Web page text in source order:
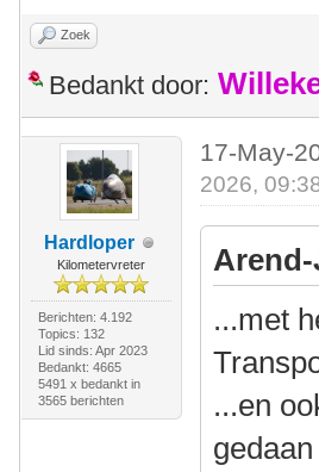
Zoek
Bedankt door:
Hardloper
Kilometervreter
Berichten: 4.192
Topics: 132
Lid sinds: Apr 2023
Bedankt: 4665
5491 x bedankt in
3565 berichten
17-May-
2026,
...met
...en